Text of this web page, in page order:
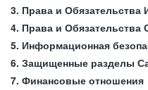
3. Права и Обязательства
4. Права и Обязательства
5. Информационная
6. Защищенные разделы
7. Финансовые отношения